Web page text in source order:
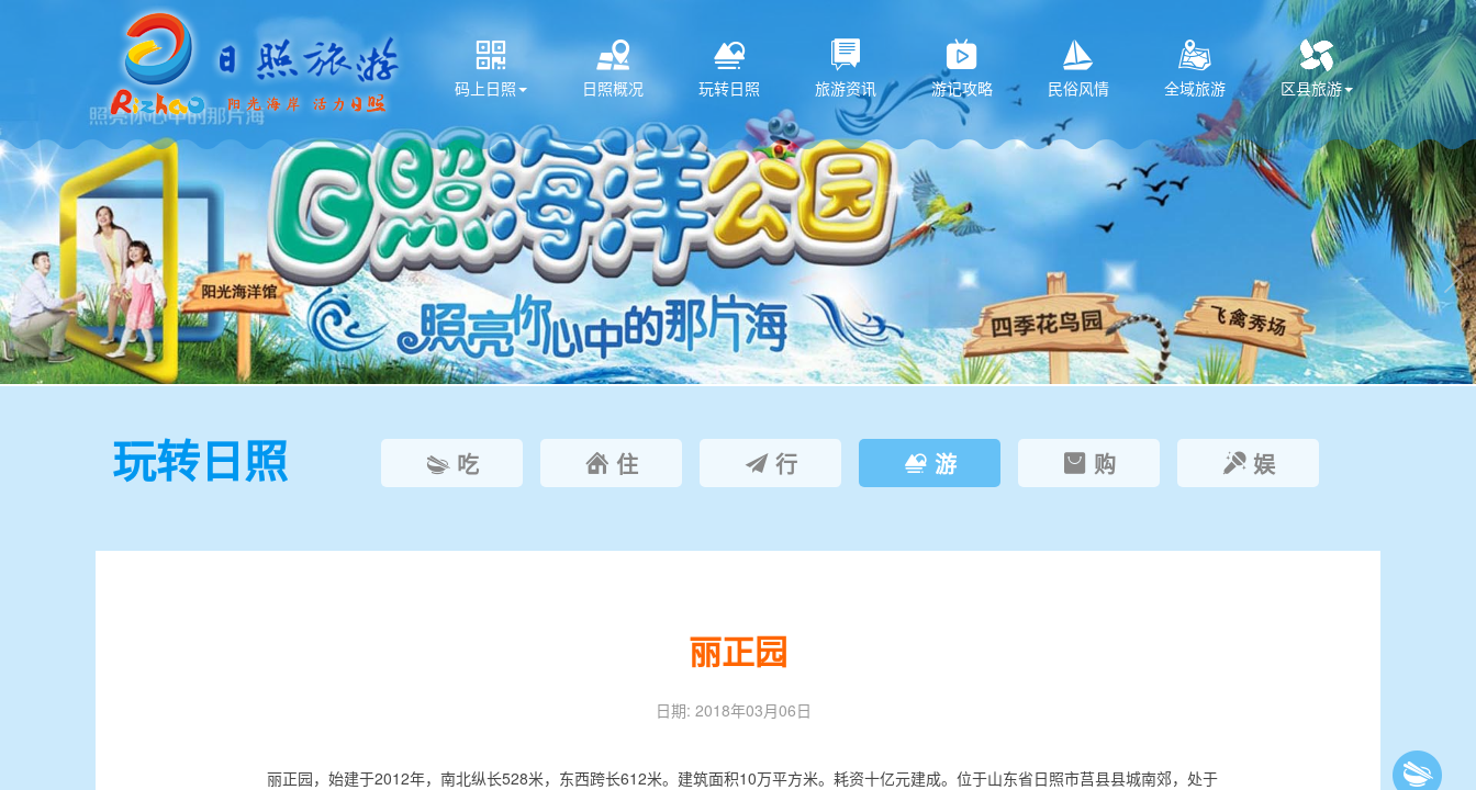

码上日照

日照概况

玩转日照

旅游资讯

游记攻略

民俗风情

全域旅游

区县旅游
 
玩转日照  吃  住  行  游  购  娱
丽正园
日期: 2018年03月06日
丽正园，始建于2012年，南北纵长528米，东西跨长612米。建筑面积10万平方米。耗资十亿元建成。位于山东省日照市莒县县城南郊，处于